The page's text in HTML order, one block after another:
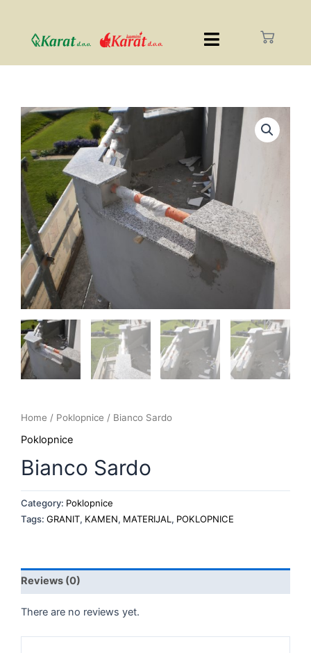
Home / Poklopnice / Bianco Sardo
Poklopnice
Bianco Sardo
Category: Poklopnice
Tags: GRANIT, KAMEN, MATERIJAL, POKLOPNICE
Reviews (0)
There are no reviews yet.